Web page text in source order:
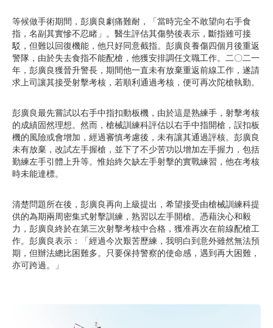
等候做手術期間，彭廣良劇痛難耐，「當時完全不敢望向右手食
指，名副其實慘不忍睹」。醫生評估其傷勢後表示，斷指雖可接
駁，但難以回復機能，他只好同意截指。彭廣良養傷四個月後重返
警隊，由於失去食指不能配槍，他獲安排調任文職工作。二〇二一
年，彭廣良獲晉升警長，期間他一直未有放棄重返前線工作，遂請
求上司讓其接受射擊考核，若順利通過考核，便可再次陀槍執勤。
彭廣良最先嘗試以右手中指扣動板機，由於這是熟練手，射擊考核
的成績固然理想。然而，槍械訓練科評估以右手中指開槍，誤扣板
機的風險或會增加，經過審慎考慮後，未有讓其通過評核。彭廣良
未有放棄，改試左手握槍，並下了不少苦功以增加左手握力，包括
勤練左手引體上升等。惟始終欠缺左手射擊的實戰練習，他在考核
時未能達標。
清楚問題所在後，彭廣良再向上級提出，希望接受由槍械訓練科提
供的為期兩周密集式射擊訓練，熟習以左手開槍。憑藉決心和毅
力，彭廣良終於在第三次射擊考核中合格，獲准再次在前線配槍工
作。彭廣良表示：「經過今次艱苦歷練，我明白到意外雖然無法預
期，但辦法總比困難多。只要保持警察的使命感，遇到再大困難，
亦可跨過。」